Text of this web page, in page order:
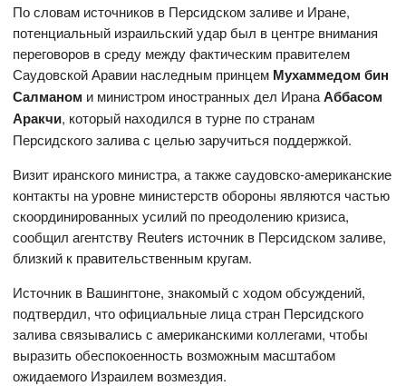
По словам источников в Персидском заливе и Иране,
потенциальный израильский удар был в центре внимания
переговоров в среду между фактическим правителем
Саудовской Аравии наследным принцем Мухаммедом бин
Салманом и министром иностранных дел ИранаАббасом
Аракчи, который находился в турне по странам
Персидского залива с целью заручиться поддержкой.
Визит иранского министра, а также саудовско-американские
контакты на уровне министерств обороны являются частью
скоординированных усилий по преодолению кризиса,
сообщил агентству Reuters источник в Персидском заливе,
близкий к правительственным кругам.
Источник в Вашингтоне, знакомый с ходом обсуждений,
подтвердил, что официальные лица стран Персидского
залива связывались с американскими коллегами, чтобы
выразить обеспокоенность возможным масштабом
ожидаемого Израилем возмездия.